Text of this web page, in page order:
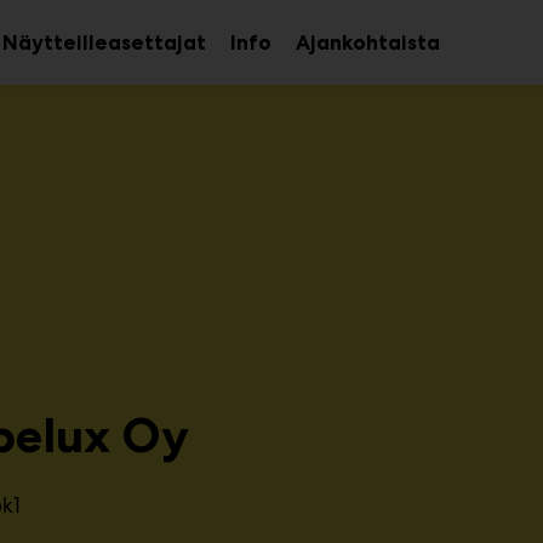
Näytteilleasettajat InfoAvaa
alavalikko
Ajankohtaista
Oy